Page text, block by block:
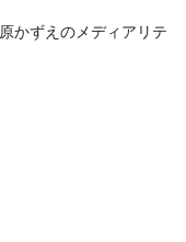
かずえのメディアリテ